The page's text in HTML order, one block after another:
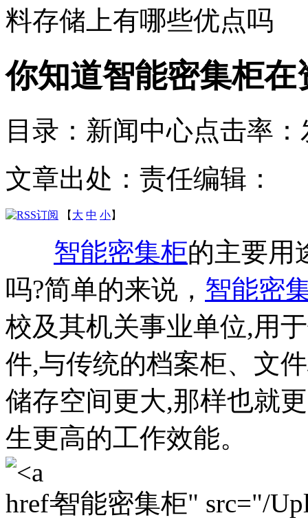
料存储上有哪些优点吗
你知道智能密集柜
目录：新闻中心点击率：
文章出处： 责任编辑：
【 大 中 小】
智能密集柜的主要用
吗?简单的来说， 智能密
校及其机关事业单位,用
件,与传统的档案柜、文
储存空间更大,那样也就
生更高的工作效能。
智能密集柜" src="/